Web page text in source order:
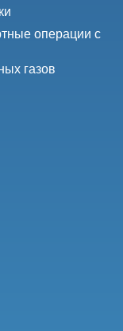
операции с
газов